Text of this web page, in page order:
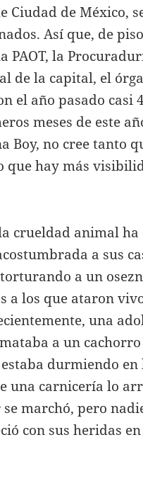
Ciudad de México,
Así que, de
PAOT, la
de la capital, el
el año pasado casi
meses de este
Boy, no cree tanto
que hay más
crueldad animal
a sus
a un
a los que ataron
una
a un
durmiendo
una carnicería lo
marchó, pero
con sus heridas